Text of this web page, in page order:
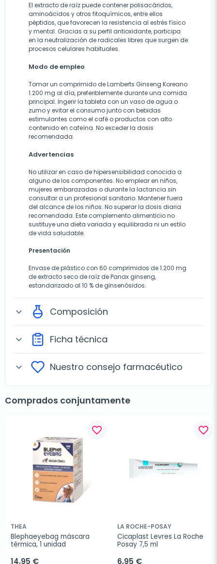
El extracto de raíz puede contener polisacáridos,
aminoácidos y otros fitoquímicos, entre ellos
péptidos, que favorecen la resistencia al estrés físico
y mental. Gracias a su perfil antioxidante, participa
en la neutralización de radicales libres que surgen de
procesos celulares habituales.
Modo de empleo
Tomar un comprimido de Lamberts Ginseng Koreano
1.200 mg al día, preferiblemente durante una comida
principal. Ingerir la tableta con un vaso de agua o
zumo y evitar el consumo junto con bebidas
estimulantes como el café o productos con alto
contenido en cafeína. No exceder la dosis
recomendada.
Advertencias
No utilizar en caso de hipersensibilidad conocida a
alguno de los componentes. No emplear en niños,
mujeres embarazadas o durante la lactancia sin
consultar a un profesional sanitario. Mantener fuera
del alcance de los niños. No superar la dosis diaria
recomendada. Este complemento alimenticio no
sustituye una dieta variada y equilibrada ni un estilo
de vida saludable.
Presentación
Envase de plástico con 60 comprimidos de 1.200 mg
de extracto seco de raíz de Panax ginseng,
estandarizado al 10 % de ginsenósidos.
expand_more Composición
expand_more Ficha técnica
expand_more Nuestro consejo farmacéutico
Comprados conjuntamente
favorite_border
THEA
Blephaeyebag máscara
térmica, 1 unidad
14,95 €
favorite_border
LA ROCHE-POSAY
Cicaplast Levres La Roche
Posay 7,5 ml
6,95 €